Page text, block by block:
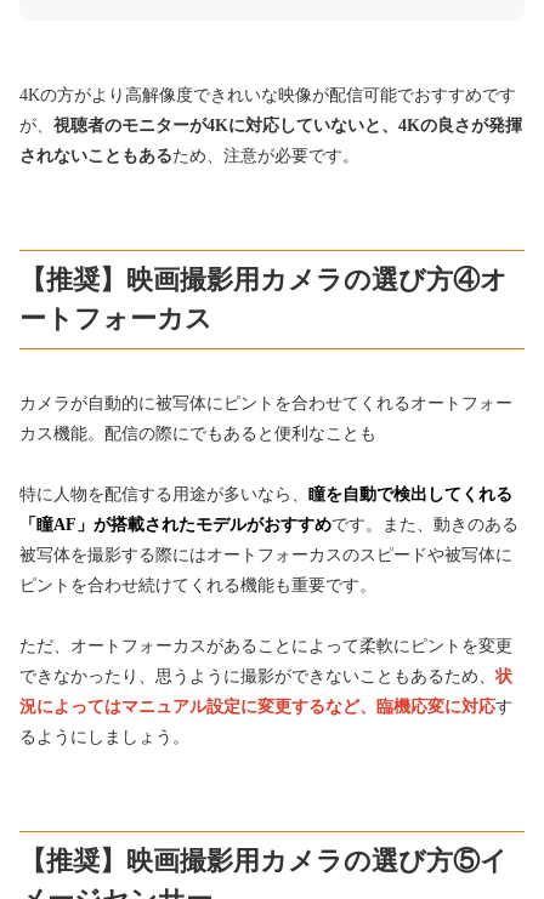
4Kの方がより高解像度できれいな映像が配信可能でおすすめです
が、 視聴者のモニターが4Kに対応していないと、4Kの良さが発揮
されないこともあるため、注意が必要です。
【推奨】映画撮影用カメラの選び方④オ
ートフォーカス
カメラが自動的に被写体にピントを合わせてくれるオートフォー
カス機能。配信の際にでもあると便利なことも
特に人物を配信する用途が多いなら、 瞳を自動で検出してくれる
「瞳AF」が搭載されたモデルがおすすめです。また、動きのある
被写体を撮影する際にはオートフォーカスのスピードや被写体に
ピントを合わせ続けてくれる機能も重要です。
ただ、オートフォーカスがあることによって柔軟にピントを変更
できなかったり、思うように撮影ができないこともあるため、状
況によってはマニュアル設定に変更するなど、臨機応変に対応す
るようにしましょう。
【推奨】映画撮影用カメラの選び方⑤イ